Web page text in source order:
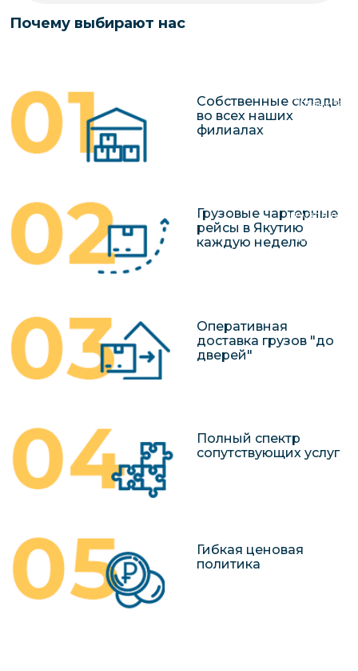
грузов в
Перевозка
Почему выбирают нас
Собственные склады
во всех наших
филиалах
Грузовые чартерные
рейсы в Якутию
каждую неделю
Оперативная
доставка грузов "до
дверей"
Полный спектр
сопутствующих услуг
Гибкая ценовая
политика